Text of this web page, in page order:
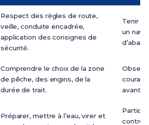
Respect des règles de route,
veille, conduite encadrée,
application des consignes de
sécurité.
Tenir
un
Comprendre le choix de la zone
de pêche, des engins, de la
durée de trait.
avant
Préparer, mettre à l’eau, virer et